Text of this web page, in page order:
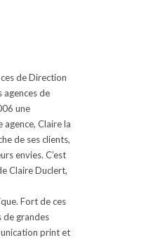
de Direction
agences de
une
agence, Claire la
de ses clients,
envies. C’est
ClaireDuclert,
Fort de ces
de grandes
printet